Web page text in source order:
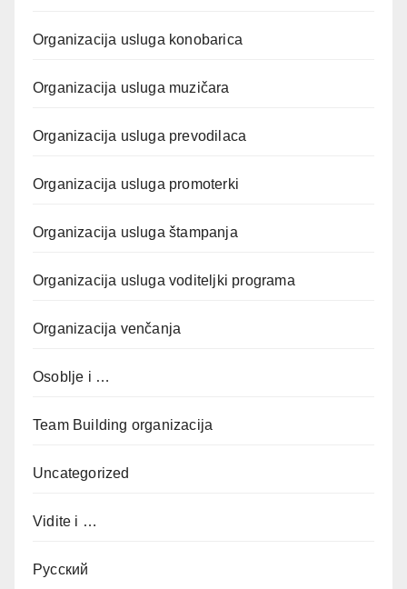
Organizacija usluga konobarica
Organizacija usluga muzičara
Organizacija usluga prevodilaca
Organizacija usluga promoterki
Organizacija usluga štampanja
Organizacija usluga voditeljki programa
Organizacija venčanja
Osoblje i …
Team Building organizacija
Uncategorized
Vidite i …
Русский